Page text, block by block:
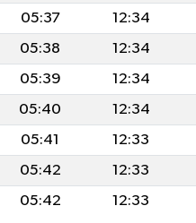
05:37 12:34
05:38 12:34
05:39 12:34
05:40 12:34
05:41 12:33
05:42 12:33
05:42 12:33